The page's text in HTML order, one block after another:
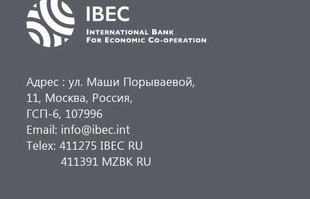
Адрес : ул. Маши Порываевой,
11, Москва, Россия,
ГСП-6, 107996
Email: info@ibec.int
Telex: 411275 IBEC RU
411391 MZBK RU